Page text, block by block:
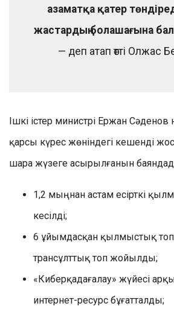
азаматқа қатер
жастардың болашағына
— деп атап өтті Олжас
Ішкі істер министрі Ержан
қарсы күрес жөніндегі кешенді
шара жүзеге асырылғанын
1,2 мыңнан астам есірткі
кесілді;
6 ұйымдасқан қылмыстық
трансұлттық топ жойылды;
«Киберқадағалау» жүйесі
интернет-ресурс бұғатталды;